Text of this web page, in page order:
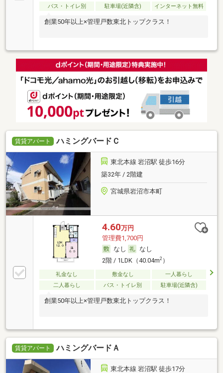
バス・トイレ別
駐車場(近隣含) インターネット無料
創業50年以上×管理戸数東北トップクラス！
賃貸アパート ハミングバードＣ
東北本線 岩沼駅 徒歩16分
築32年 / 2階建
宮城県岩沼市本町
4.60万円
管理費1,700円
なし
なし
2階 / 1LDK（40.04m2）
礼金なし 敷金なし
一人暮らし
二人暮らし
バス・トイレ別 駐車場(近隣含)
創業50年以上×管理戸数東北トップクラス！
賃貸アパート ハミングバードＡ
東北本線 岩沼駅 徒歩17分